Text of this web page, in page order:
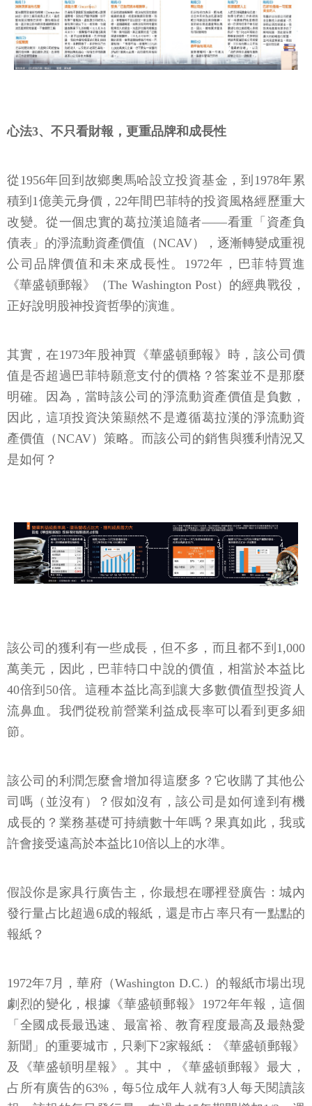
心法3、不只看財報，更重品牌和成長性
從1956年回到故鄉奧馬哈設立投資基金，到1978年累
積到1億美元身價，22年間巴菲特的投資風格經歷重大
改變。從一個忠實的葛拉漢追隨者——看重「資產負
債表」的淨流動資產價值（NCAV），逐漸轉變成重視
公司品牌價值和未來成長性。1972年，巴菲特買進
《華盛頓郵報》（The Washington Post）的經典戰役，
正好說明股神投資哲學的演進。
其實，在1973年股神買《華盛頓郵報》時，該公司價
值是否超過巴菲特願意支付的價格？答案並不是那麼
明確。因為，當時該公司的淨流動資產價值是負數，
因此，這項投資決策顯然不是遵循葛拉漢的淨流動資
產價值（NCAV）策略。而該公司的銷售與獲利情況又
是如何？
該公司的獲利有一些成長，但不多，而且都不到1,000
萬美元，因此，巴菲特口中說的價值，相當於本益比
40倍到50倍。這種本益比高到讓大多數價值型投資人
流鼻血。我們從稅前營業利益成長率可以看到更多細
節。
該公司的利潤怎麼會增加得這麼多？它收購了其他公
司嗎（並沒有）？假如沒有，該公司是如何達到有機
成長的？業務基礎可持續數十年嗎？果真如此，我或
許會接受遠高於本益比10倍以上的水準。
假設你是家具行廣告主，你最想在哪裡登廣告：城內
發行量占比超過6成的報紙，還是市占率只有一點點的
報紙？
1972年7月，華府（Washington D.C.）的報紙市場出現
劇烈的變化，根據《華盛頓郵報》1972年年報，這個
「全國成長最迅速、最富裕、教育程度最高及最熱愛
新聞」的重要城市，只剩下2家報紙：《華盛頓郵報》
及《華盛頓明星報》。其中，《華盛頓郵報》最大，
占所有廣告的63%，每5位成年人就有3人每天閱讀該